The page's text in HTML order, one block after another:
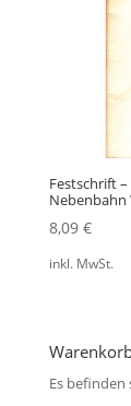
Festschrift –
Nebenbahn
8,09 €
inkl. MwSt.
Es